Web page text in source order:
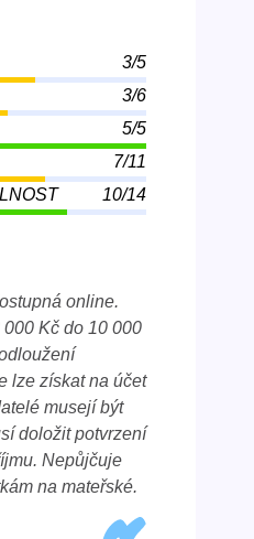
3/5
3/6
5/5
7/11
10/14
online.
Kč do 10 000
lze získat na účet
musejí být
doložit potvrzení
Nepůjčuje
na mateřské.